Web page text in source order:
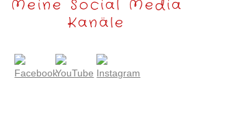
Meine Social Media
Kanäle